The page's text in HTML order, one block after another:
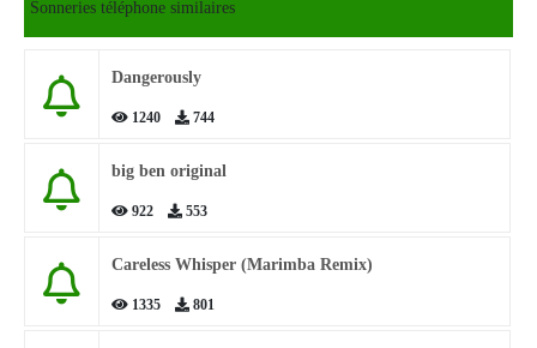
Sonneries téléphone similaires
Dangerously
1240 744
big ben original
922 553
Careless Whisper (Marimba Remix)
1335 801